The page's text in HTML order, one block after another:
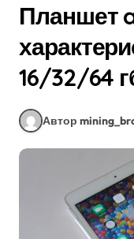
Планшет
16/32/64
Автор